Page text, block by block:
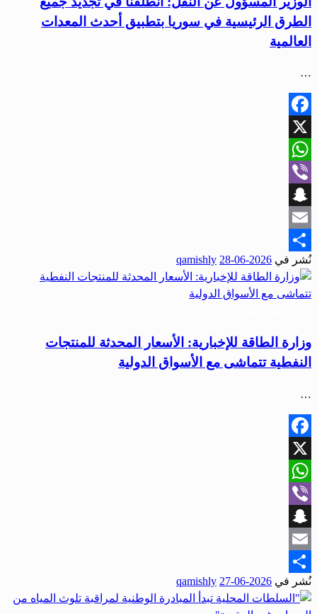
الطرق الرئيسية في سوريا بتطبيق أحدث المعدات
العالمية
…
Facebook
X
WhatsApp
Viber
Snapchat
Email
Share
نُشر في 2026-06-28
qamishly
وزارة الطاقة للإخبارية: الأسعار المحدثة للمنتجات
النفطية تتماشى مع الأسواق الدولية
…
Facebook
X
WhatsApp
Viber
Snapchat
Email
Share
نُشر في 2026-06-27
qamishly